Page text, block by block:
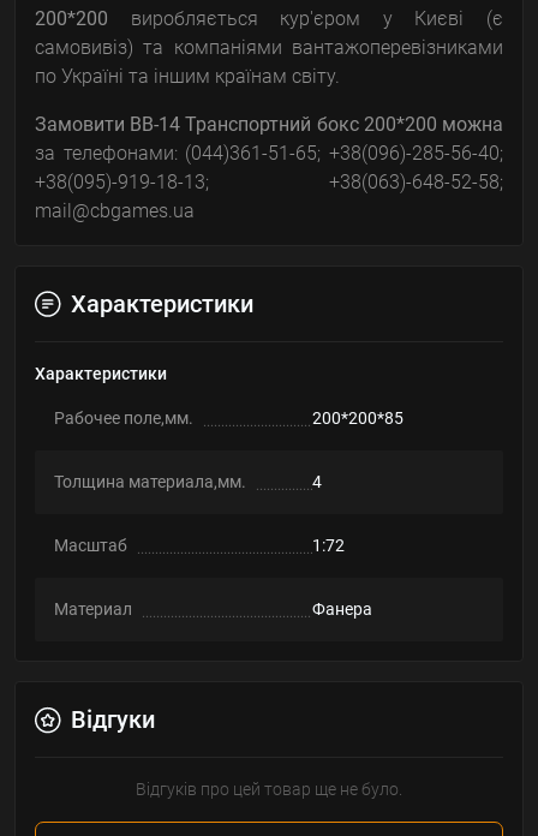
200*200
виробляється кур'єром у Києві (є
самовивіз) та компаніями вантажоперевізниками
по Україні та іншим країнам світу.
Замовити BB-14 Транспортний бокс 200*200 можна
за телефонами: (044)361-51-65; +38(096)-285-56-40;
+38(095)-919-18-13; +38(063)-648-52-58;
mail@cbgames.ua
Характеристики
Характеристики
Рабочее поле,мм. 200*200*85
Толщина материала,мм. 4
Масштаб 1:72
Материал Фанера
Відгуки
Відгуків про цей товар ще не було.